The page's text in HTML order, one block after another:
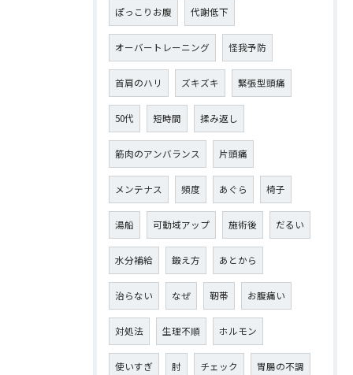
ぽっこりお腹 代謝低下
オーバートレーニング 怪我予防
首肩のハリ ズキズキ 緊張型頭痛
50代 短時間 揉み返し
筋肉のアンバランス 片頭痛
メンテナス 頻度 あぐら 椅子
湯船 可動域アップ 施術後 だるい
水分補給 鍛え方 あとから
治らない なぜ 靭帯 お腹痛い
対処法 生理不順 ホルモン
使いすぎ 肘 チェック 胃腸の不調